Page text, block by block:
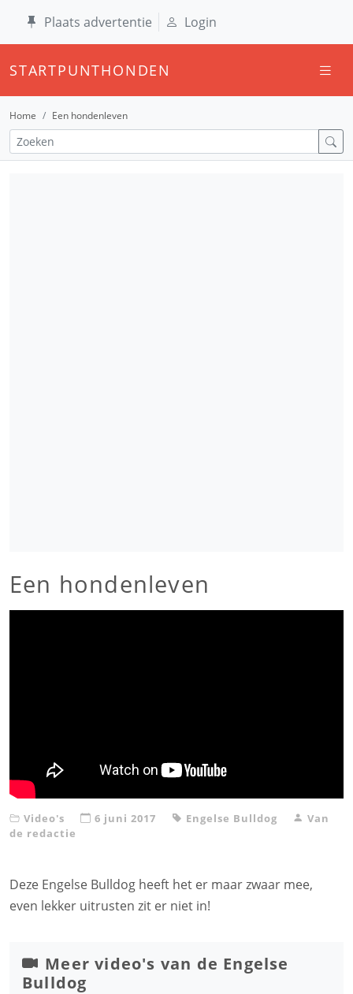
Plaats advertentie Login
STARTPUNTHONDEN
Home Een hondenleven
Een hondenleven
Video's 6 juni 2017 Engelse Bulldog
Van
de redactie
Deze Engelse Bulldog heeft het er maar zwaar mee,
even lekker uitrusten zit er niet in!
Meer video's van de Engelse
Bulldog